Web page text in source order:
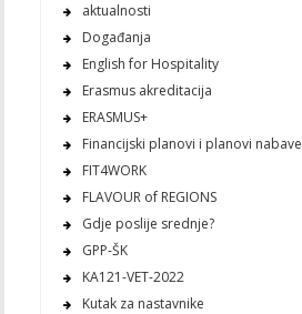
aktualnosti
Događanja
English for Hospitality
Erasmus akreditacija
ERASMUS+
Financijski planovi i planovi nabave
FIT4WORK
FLAVOUR of REGIONS
Gdje poslije srednje?
GPP-ŠK
KA121-VET-2022
Kutak za nastavnike